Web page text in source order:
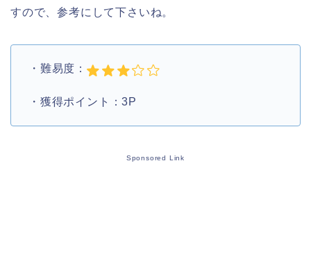
すので、参考にして下さいね。
・難易度：
・獲得ポイント：3P
Sponsored Link